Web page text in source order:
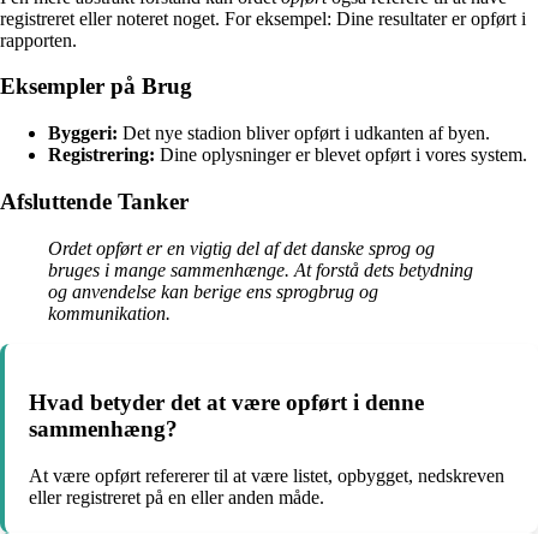
registreret eller noteret noget. For eksempel: Dine resultater er opført i
rapporten.
Eksempler på Brug
Byggeri: Det nye stadion bliver opført i udkanten af byen.
Registrering: Dine oplysninger er blevet opført i vores system.
Afsluttende Tanker
Ordet opført er en vigtig del af det danske sprog og
bruges i mange sammenhænge. At forstå dets betydning
og anvendelse kan berige ens sprogbrug og
kommunikation.
Hvad betyder det at være opført i denne
sammenhæng?
At være opført refererer til at være listet, opbygget, nedskreven
eller registreret på en eller anden måde.